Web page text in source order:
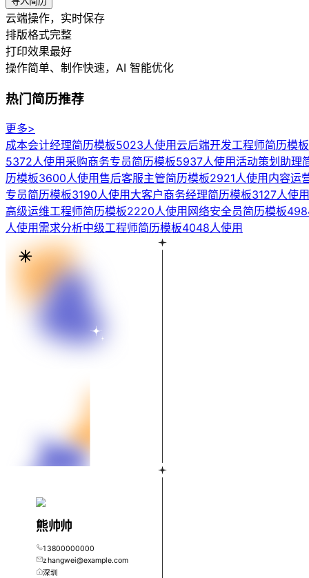
云端操作，实时保存
排版格式完整
打印效果最好
操作简单、制作快速，AI 智能优化
热门简历推荐
更多>
成本会计经理简历模板5023人使用云后端开发工程师简历模板
5372人使用 采购商务专员简历模板5937人使用活动策划助理
历模板3600人使用售后客服主管简历模板2921人使用 内容运
专员简历模板3190人使用 大客户商务经理简历模板3127人使用
高级运维工程师简历模板2220人使用 网络安全员简历模板
人使用 需求分析中级工程师简历模板4048人使用
熊帅帅
13800000000
zhangwei@example.com
深圳